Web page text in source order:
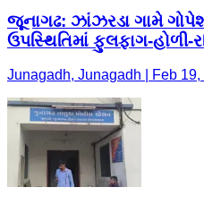
જૂનાગઢ: ઝાંઝરડા ગામે
ઉપસ્થિતિમાં ફુલફાગ-હોળી-
Junagadh, Junagadh | Feb 19,